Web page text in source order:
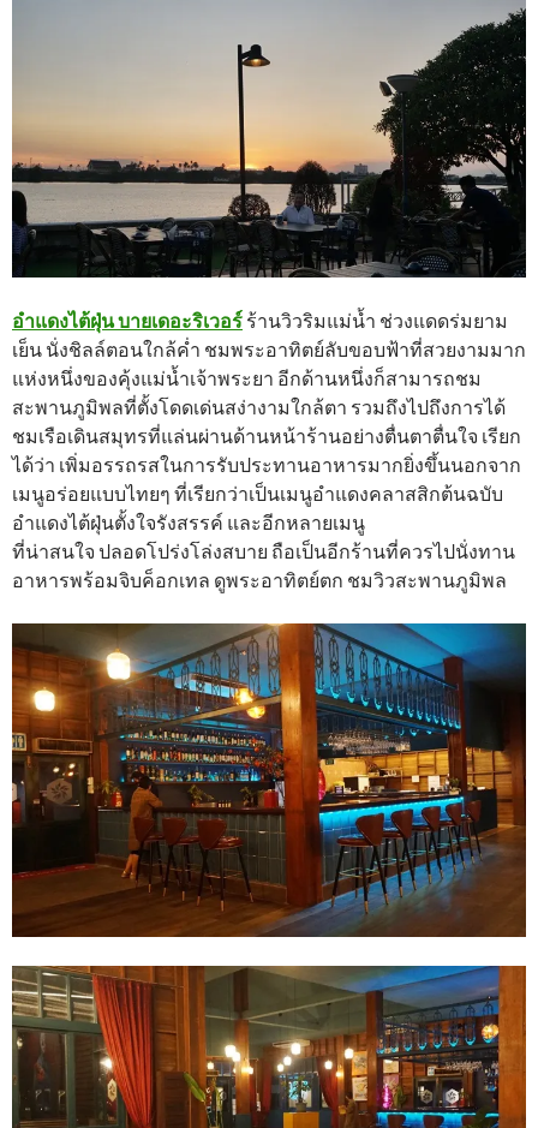
อำแดงไต้ฝุ่น บายเดอะริเวอร์ ร้านวิวริมแม่น้ำ ช่วงแดดร่มยาม
เย็น นั่งชิลล์ตอนใกล้ค่ำ ชมพระอาทิตย์ลับขอบฟ้าที่สวยงามมาก
แห่งหนึ่งของคุ้งแม่น้ำเจ้าพระยา อีกด้านหนึ่งก็สามารถชม
สะพานภูมิพลที่ตั้งโดดเด่นสง่างามใกล้ตา รวมถึงไปถึงการได้
ชมเรือเดินสมุทรที่แล่นผ่านด้านหน้าร้านอย่างตื่นตาตื่นใจ เรียก
ได้ว่า เพิ่มอรรถรสในการรับประทานอาหารมากยิ่งขึ้นนอกจาก
เมนูอร่อยแบบไทยๆ ที่เรียกว่าเป็นเมนูอำแดงคลาสสิกต้นฉบับ
อำแดงไต้ฝุ่นตั้งใจรังสรรค์ และอีกหลายเมนู
ที่น่าสนใจ ปลอดโปร่งโล่งสบาย ถือเป็นอีกร้านที่ควรไปนั่งทาน
อาหารพร้อมจิบค็อกเทล ดูพระอาทิตย์ตก ชมวิวสะพานภูมิพล